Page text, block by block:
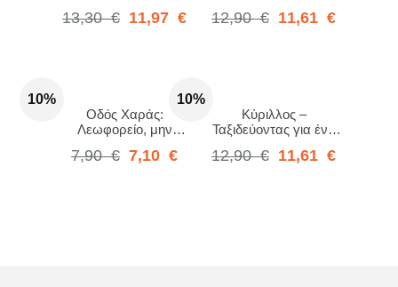
13,30 € 11,97 € 12,90 € 11,61 €
10%
Οδός Χαράς:
Λεωφορείο, μην
7,90 € 7,10 €
10%
Κύριλλος –
Ταξιδεύοντας για ένα
12,90 € 11,61 €